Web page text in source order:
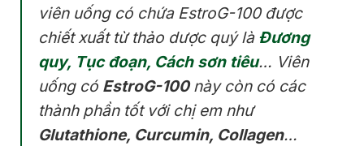
viên uống có chứa EstroG-100 được
chiết xuất từ thảo dược quý là Đương
quy, Tục đoạn, Cách sơn tiêu… Viên
uống có EstroG-100này còn có các
thành phần tốt với chị em như
Glutathione, Curcumin, Collagen…